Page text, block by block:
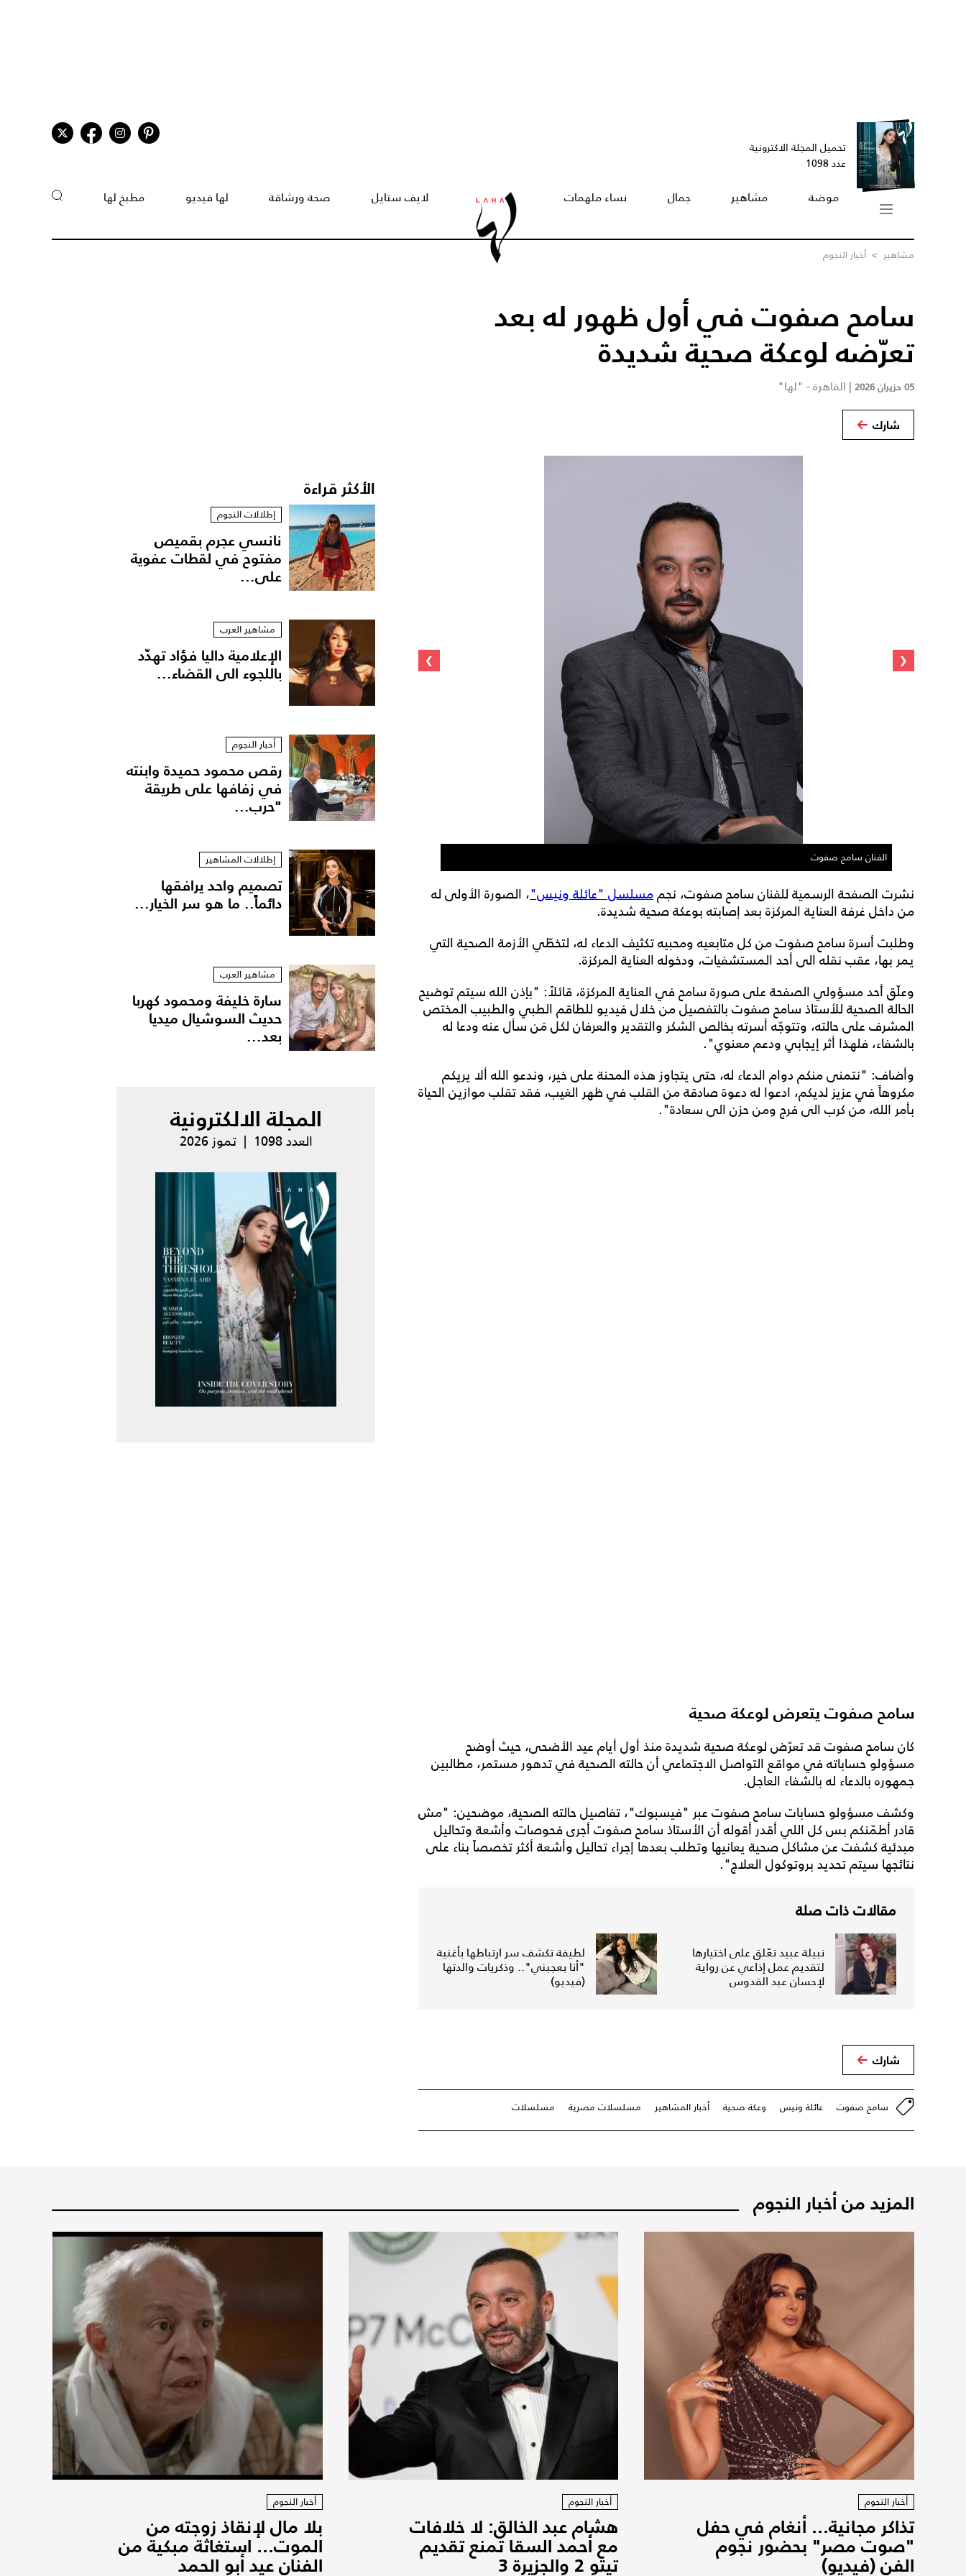
تحميل المجلة الاكترونية
عدد 1098
موضة مشاهير جمال نساء ملهمات لايف ستايل صحة ورشاقة لها فيديو مطبخ لها
مشاهير > أخبار النجوم
سامح صفوت في أول ظهور له بعد
تعرّضه لوعكة صحية شديدة
05 حزيران 2026 | القاهرة - "لها"
شارك
الفنان سامح صفوت سامح صفوت
‹
›
نشرت الصفحة الرسمية للفنان سامح صفوت، نجممسلسل "عائلة ونيس"، الصورة الأولى له
من داخل غرفة العناية المركزة بعد إصابته بوعكة صحية شديدة.
وطلبت أسرة سامح صفوت من كل متابعيه ومحبيه تكثيف الدعاء له، لتخطّي الأزمة الصحية التي
يمر بها، عقب نقله الى أحد المستشفيات، ودخوله العناية المركزة.
وعلّق أحد مسؤولي الصفحة على صورة سامح في العناية المركزة، قائلاً: "بإذن الله سيتم توضيح
الحالة الصحية للأستاذ سامح صفوت بالتفصيل من خلال فيديو للطاقم الطبي والطبيب المختص
المشرف على حالته، وتتوجّه أسرته بخالص الشكر والتقدير والعرفان لكل مَن سأل عنه ودعا له
بالشفاء، فلهذا أثر إيجابي ودعم معنوي".
وأضاف: "نتمنى منكم دوام الدعاء له، حتى يتجاوز هذه المحنة على خير، وندعو الله ألا يريكم
مكروهاً في عزيز لديكم، ادعوا له دعوة صادقة من القلب في ظهر الغيب، فقد تقلب موازين الحياة
بأمر الله، من كرب الى فرج ومن حزن الى سعادة".
سامح صفوت يتعرض لوعكة صحية
كان سامح صفوت قد تعرّض لوعكة صحية شديدة منذ أول أيام عيد الأضحى، حيث أوضح
مسؤولو حساباته في مواقع التواصل الاجتماعي أن حالته الصحية في تدهور مستمر، مطالبين
جمهوره بالدعاء له بالشفاء العاجل.
وكشف مسؤولو حسابات سامح صفوت عبر "فيسبوك"، تفاصيل حالته الصحية، موضحين: "مش
قادر أطمّنكم بس كل اللي أقدر أقوله أن الأستاذ سامح صفوت أجرى فحوصات وأشعة وتحاليل
مبدئية كشفت عن مشاكل صحية يعانيها وتطلب بعدها إجراء تحاليل وأشعة أكثر تخصصاً بناء على
نتائجها سيتم تحديد بروتوكول العلاج".
مقالات ذات صلة
نبيلة عبيد تعّلق على اختيارها
لتقديم عمل إذاعي عن رواية
لإحسان عبد القدوس
لطيفة تكشف سر ارتباطها بأغنية
"أنا بعجبني".. وذكريات والدتها
(فيديو)
شارك
سامح صفوت عائلة ونيس وعكة صحية أخبار المشاهير مسلسلات مصرية مسلسلات
الأكثر قراءة
إطلالات النجوم
نانسي عجرم بقميص
مفتوح في لقطات عفوية
على...
مشاهير العرب
الإعلامية داليا فؤاد تهدّد
باللجوء الى القضاء...
أخبار النجوم
رقص محمود حميدة وابنته
في زفافها على طريقة
"حرب...
إطلالات المشاهير
تصميم واحد يرافقها
دائماً.. ما هو سر الخيار...
مشاهير العرب
سارة خليفة ومحمود كهربا
حديث السوشيال ميديا
بعد...
المجلة الالكترونية
العدد 1098 | تموز 2026
المزيد من أخبار النجوم
أخبار النجوم
تذاكر مجانية... أنغام في حفل
"صوت مصر" بحضور نجوم
الفن (فيديو)
أخبار النجوم
هشام عبد الخالق: لا خلافات
مع أحمد السقا تمنع تقديم
تيتو 2 والجزيرة 3
أخبار النجوم
بلا مال لإنقاذ زوجته من
الموت... استغاثة مبكية من
الفنان عيد أبو الحمد